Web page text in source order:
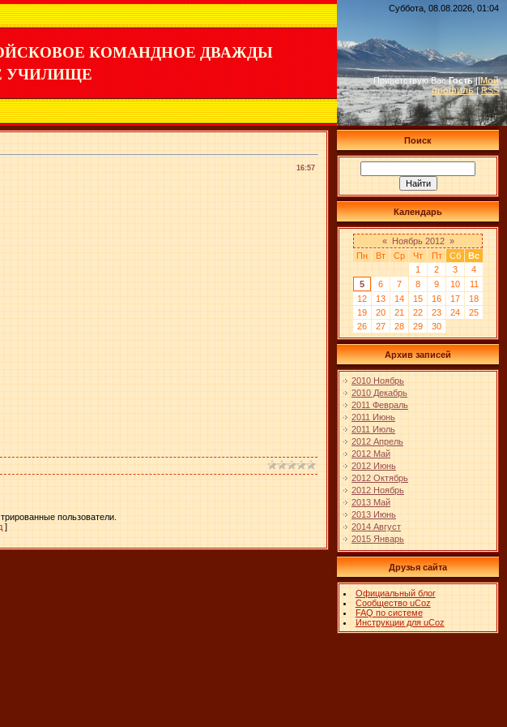
КОМАНДНОЕ ДВАЖДЫ
УЧИЛИЩЕ
Суббота, 08.08.2026, 01:04
Приветствую Вас Гость||Мой
профиль |RSS
16:57
пользователи.
]
Поиск
Календарь
« Ноябрь 2012 »
Пн
Вт Ср Чт Пт Сб
Вс
1
2 3
4
5
6 7 8 9 10
11
12
13 14 15 16 17
18
19
20 21 22 23 24
25
26
27 28 29 30
Архив записей
2010 Ноябрь
2010 Декабрь
2011 Февраль
2011 Июнь
2011 Июль
2012 Апрель
2012 Май
2012 Июнь
2012 Октябрь
2012 Ноябрь
2013 Май
2013 Июнь
2014 Август
2015 Январь
Друзья сайта
Официальный блог
Сообщество uCoz
FAQ по системе
Инструкции для uCoz